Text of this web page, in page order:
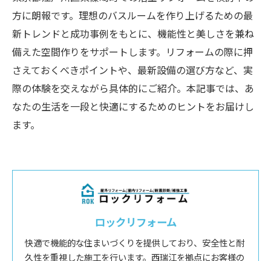
方に朗報です。理想のバスルームを作り上げるための最
新トレンドと成功事例をもとに、機能性と美しさを兼ね
備えた空間作りをサポートします。リフォームの際に押
さえておくべきポイントや、最新設備の選び方など、実
際の体験を交えながら具体的にご紹介。本記事では、あ
なたの生活を一段と快適にするためのヒントをお届けし
ます。
ロックリフォーム
快適で機能的な住まいづくりを提供しており、安全性と耐
久性を重視した施工を行います。西瑞江を拠点にお客様の